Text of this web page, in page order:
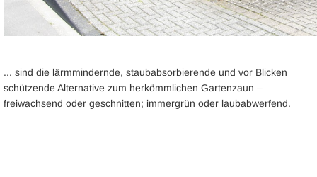
... sind die lärmmindernde, staubabsorbierende und vor Blicken
schützende Alternative zum herkömmlichen Gartenzaun –
freiwachsend oder geschnitten; immergrün oder laubabwerfend.